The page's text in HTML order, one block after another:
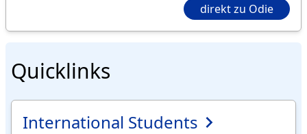
direkt zu Odie
Quicklinks
International Students